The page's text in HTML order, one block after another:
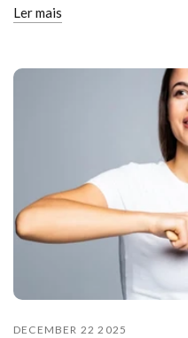
Ler mais
DECEMBER 22 2025